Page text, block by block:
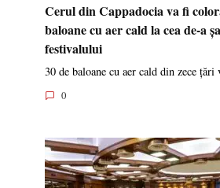
Cerul din Cappadocia va fi
baloane cu aer cald la cea de-a
festivalului
30 de baloane cu aer cald din zece țări
0